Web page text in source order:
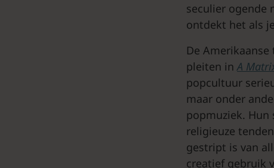
seculier ogende
ontdekt het als
De
pleiten in A
popcultuur
maar onder
popmuziek.
religieuze
gestript is van
creatief gebruik